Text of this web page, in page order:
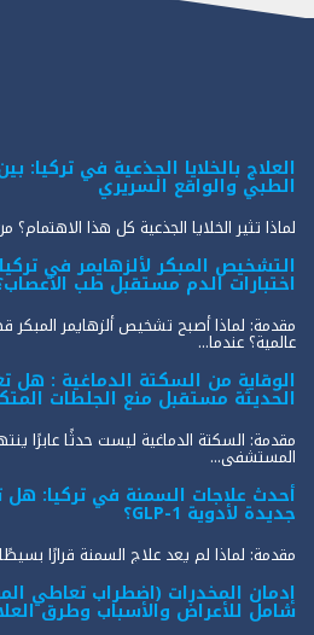
العلاج بالخلايا الجذعية في تركيا:
الطبي والواقع السريري
لماذا تثير الخلايا الجذعية كل هذا الاهتمام؟
التشخيص المبكر لألزهايمر في
اختبارات الدم مستقبل طب
مقدمة: لماذا أصبح تشخيص ألزهايمر المبكر
عالمية؟ عندما...
الوقاية من السكتة الدماغية : هل
الحديثة مستقبل منع الجلطات
مقدمة: السكتة الدماغية ليست حدثًا عابرًا
المستشفى...
أحدث علاجات السمنة في تركيا: هل
جديدة لأدوية GLP-1؟
مقدمة: لماذا لم يعد علاج السمنة قرارًا
إدمان المخدرات (اضطراب تعاطي
شامل للأعراض والأسباب وطرق